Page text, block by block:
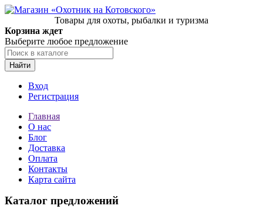
Товары для охоты, рыбалки и туризма
Корзина ждет
Выберите любое предложение
Найти
Вход
Регистрация
Главная
О нас
Блог
Доставка
Оплата
Контакты
Карта сайта
Каталог предложений